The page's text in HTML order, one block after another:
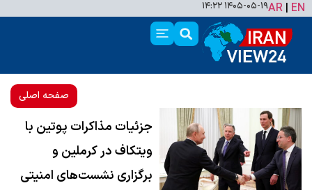
AR | EN ۱۴۰۵-۰۵-۱۹ ۱۴:۲۲
صفحه اصلی
جزئیات مذاکرات پوتین با
ویتکاف در کرملین و
برگزاری نشست‌های امنیتی